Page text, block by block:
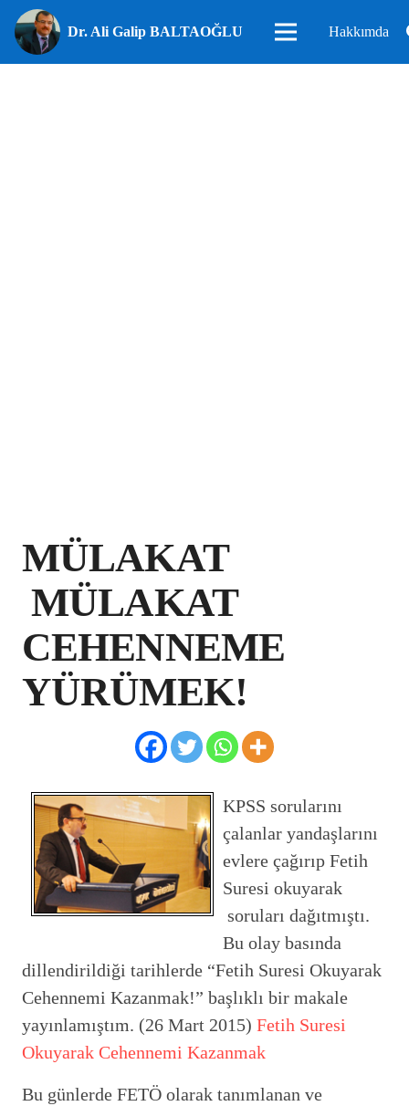
Dr. Ali Galip BALTAOĞLU Hakkımda
MÜLAKAT
MÜLAKAT
CEHENNEME
YÜRÜMEK!
KPSS sorularını
çalanlar yandaşlarını
evlere çağırıp Fetih
Suresi okuyarak
soruları dağıtmıştı.
Bu olay basında
dillendirildiği tarihlerde “Fetih Suresi Okuyarak
Cehennemi Kazanmak!” başlıklı bir makale
yayınlamıştım. (26 Mart 2015) Fetih Suresi
Okuyarak Cehennemi Kazanmak
Bu günlerde FETÖ olarak tanımlanan ve